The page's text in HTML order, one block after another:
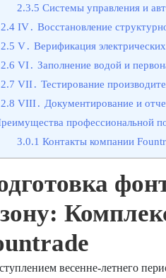
2.3.5 Системы управления и
2.4 IV․ Восстановление
2.5 V․ Верификация
2.6 VI․ Заполнение водой и
2.7 VII․ Тестирование
2.8 VIII․ Документирование и
профессиональной
3.0.1 Контакты компании
весенне-летнего